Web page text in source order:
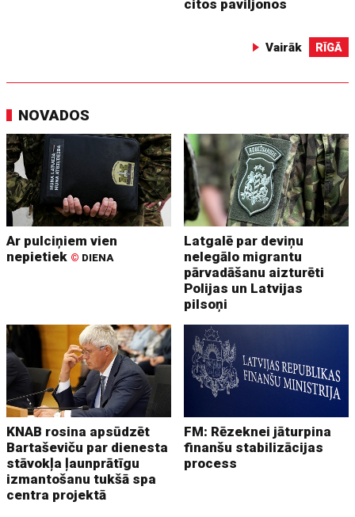
citos paviljonos
Vairāk RĪGĀ
NOVADOS
Ar pulciņiem vien
nepietiek © DIENA
Latgalē par deviņu
nelegālo migrantu
pārvadāšanu aizturēti
Polijas un Latvijas
pilsoņi
KNAB rosina apsūdzēt
Bartaševiču par dienesta
stāvokļa ļaunprātīgu
izmantošanu tukšā spa
centra projektā
FM: Rēzeknei jāturpina
finanšu stabilizācijas
process